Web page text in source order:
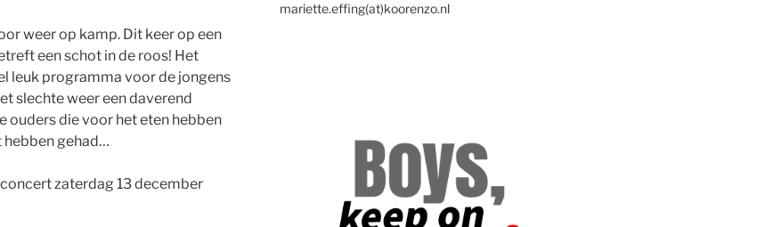
weer op kamp. Dit keer op een
een schot in de roos! Het
leuk programma voor de jongens
slechte weer een daverend
ouders die voor het eten hebben
hebben gehad…
zaterdag 13 december
mariette.effing(at)koorenzo.nl